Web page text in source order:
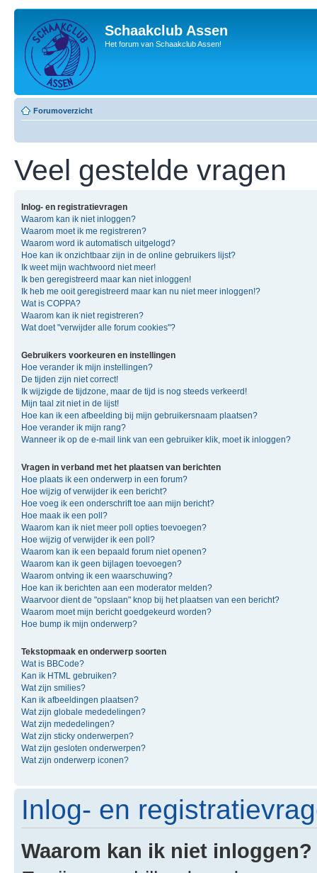
Schaakclub Assen
Het forum van Schaakclub Assen!
Forumoverzicht
Veel gestelde vragen
Inlog- en registratievragen
Waarom kan ik niet inloggen?
Waarom moet ik me registreren?
Waarom word ik automatisch uitgelogd?
Hoe kan ik onzichtbaar zijn in de online gebruikers lijst?
Ik weet mijn wachtwoord niet meer!
Ik ben geregistreerd maar kan niet inloggen!
Ik heb me ooit geregistreerd maar kan nu niet meer inloggen!?
Wat is COPPA?
Waarom kan ik niet registreren?
Wat doet "verwijder alle forum cookies"?
Gebruikers voorkeuren en instellingen
Hoe verander ik mijn instellingen?
De tijden zijn niet correct!
Ik wijzigde de tijdzone, maar de tijd is nog steeds verkeerd!
Mijn taal zit niet in de lijst!
Hoe kan ik een afbeelding bij mijn gebruikersnaam plaatsen?
Hoe verander ik mijn rang?
Wanneer ik op de e-mail link van een gebruiker klik, moet ik inloggen?
Vragen in verband met het plaatsen van berichten
Hoe plaats ik een onderwerp in een forum?
Hoe wijzig of verwijder ik een bericht?
Hoe voeg ik een onderschrift toe aan mijn bericht?
Hoe maak ik een poll?
Waarom kan ik niet meer poll opties toevoegen?
Hoe wijzig of verwijder ik een poll?
Waarom kan ik een bepaald forum niet openen?
Waarom kan ik geen bijlagen toevoegen?
Waarom ontving ik een waarschuwing?
Hoe kan ik berichten aan een moderator melden?
Waarvoor dient de "opslaan" knop bij het plaatsen van een bericht?
Waarom moet mijn bericht goedgekeurd worden?
Hoe bump ik mijn onderwerp?
Tekstopmaak en onderwerp soorten
Wat is BBCode?
Kan ik HTML gebruiken?
Wat zijn smilies?
Kan ik afbeeldingen plaatsen?
Wat zijn globale mededelingen?
Wat zijn mededelingen?
Wat zijn sticky onderwerpen?
Wat zijn gesloten onderwerpen?
Wat zijn onderwerp iconen?
Inlog- en
Waarom kan ik niet inloggen?